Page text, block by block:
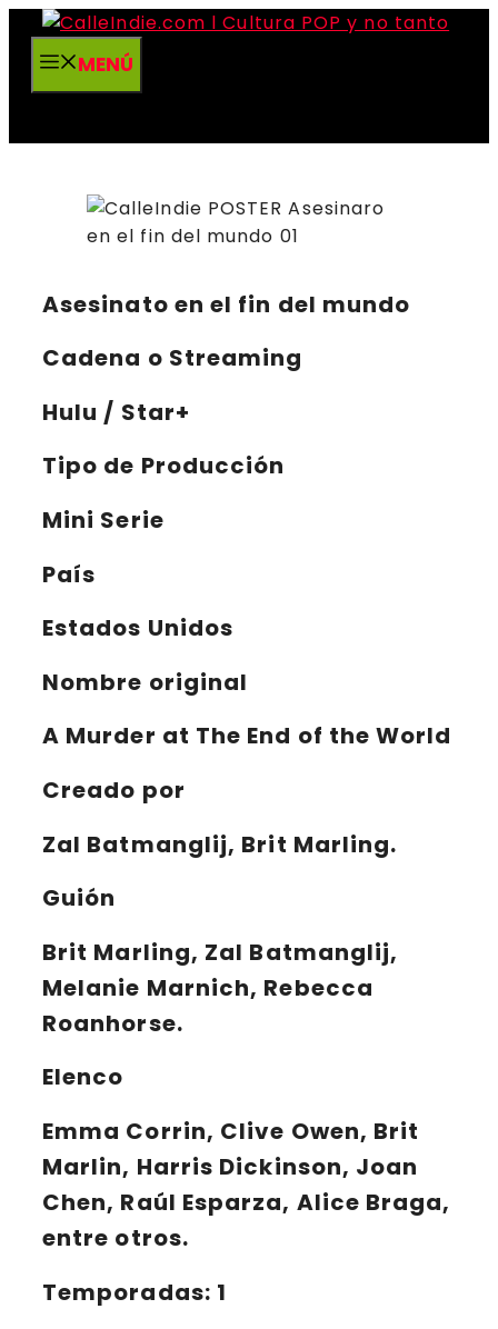
Saltar
contenidoMENÚ
Asesinato en el fin del mundo
Cadena o Streaming
Hulu / Star+
Tipo de Producción
Mini Serie
País
Estados Unidos
Nombre original
A Murder at The End of the World
Creado por
Zal Batmanglij, Brit Marling.
Guión
Brit Marling, Zal Batmanglij,
Melanie Marnich, Rebecca
Roanhorse.
Elenco
Emma Corrin, Clive Owen, Brit
Marlin, Harris Dickinson, Joan
Chen, Raúl Esparza, Alice Braga,
entre otros.
Temporadas: 1